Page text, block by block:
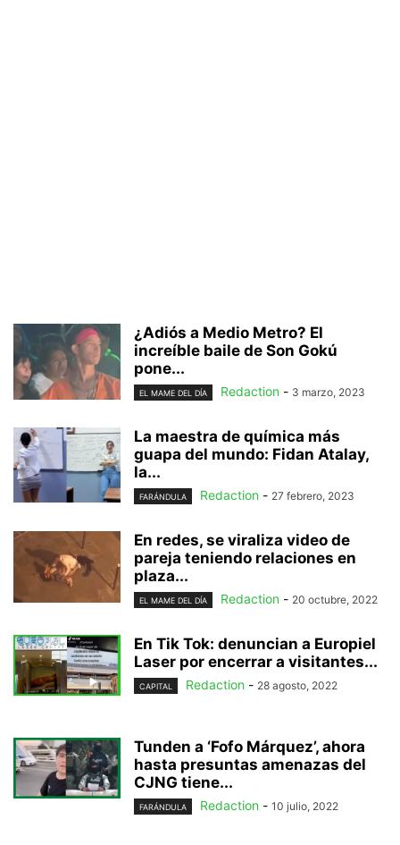
¿Adiós a Medio Metro? El
increíble baile de Son Gokú
pone...
EL MAME DEL DÍA Redaction - 3 marzo, 2023
La maestra de química más
guapa del mundo: Fidan Atalay,
la...
FARÁNDULA Redaction - 27 febrero, 2023
En redes, se viraliza video de
pareja teniendo relaciones en
plaza...
EL MAME DEL DÍA Redaction - 20 octubre, 2022
En Tik Tok: denuncian a Europiel
Laser por encerrar a visitantes...
CAPITAL Redaction - 28 agosto, 2022
Tunden a ‘Fofo Márquez’, ahora
hasta presuntas amenazas del
CJNG tiene...
FARÁNDULA Redaction - 10 julio, 2022